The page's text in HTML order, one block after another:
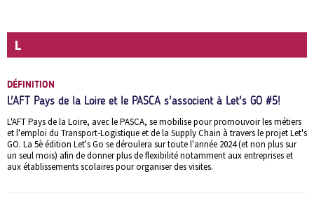
L
DÉFINITION
L'AFT Pays de la Loire et le PASCA s'associent à Let's GO #5!
L'AFT Pays de la Loire, avec le PASCA, se mobilise pour promouvoir les métiers
et l'emploi du Transport-Logistique et de la Supply Chain à travers le projet Let's
GO. La 5è édition Let's Go se déroulera sur toute l'année 2024 (et non plus sur
un seul mois) afin de donner plus de flexibilité notamment aux entreprises et
aux établissements scolaires pour organiser des visites.